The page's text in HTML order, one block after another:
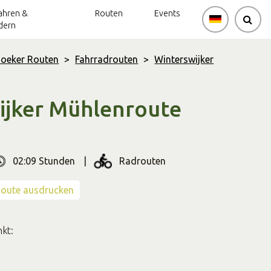
&
Routen Events
Routen > Fahrradrouten > Winterswijker
Mühlenroute
02:09 Stunden
route.type.alt
Radrouten
ausdrucken